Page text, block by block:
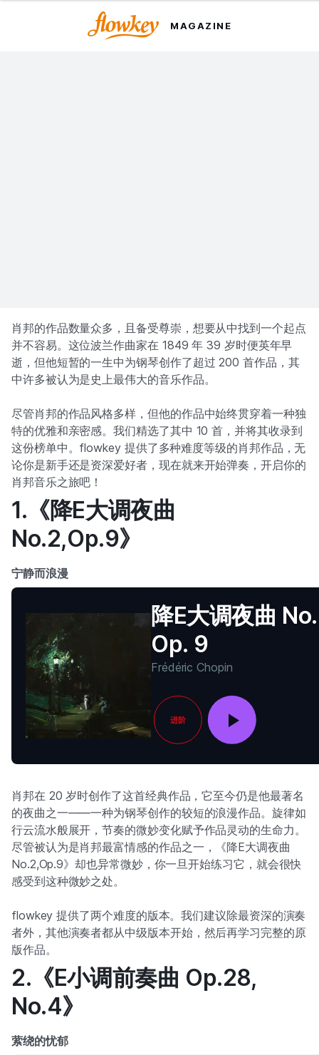
MAGAZINE
肖邦的作品数量众多，且备受尊崇，想要从中找到一个起点
并不容易。这位波兰作曲家在 1849 年 39 岁时便英年早
逝，但他短暂的一生中为钢琴创作了超过 200 首作品，其
中许多被认为是史上最伟大的音乐作品。
尽管肖邦的作品风格多样，但他的作品中始终贯穿着一种独
特的优雅和亲密感。我们精选了其中 10 首，并将其收录到
这份榜单中。flowkey 提供了多种难度等级的肖邦作品，无
论你是新手还是资深爱好者，现在就来开始弹奏，开启你的
肖邦音乐之旅吧！
1.《降E大调夜曲
No.2,Op.9》
宁静而浪漫
降E大调夜曲
Op. 9
Frédéric Chopin
进阶
肖邦在 20 岁时创作了这首经典作品，它至今仍是他最著名
的夜曲之一——一种为钢琴创作的较短的浪漫作品。旋律如
行云流水般展开，节奏的微妙变化赋予作品灵动的生命力。
尽管被认为是肖邦最富情感的作品之一，《降E大调夜曲
No.2,Op.9》却也异常微妙，你一旦开始练习它，就会很快
感受到这种微妙之处。
flowkey 提供了两个难度的版本。我们建议除最资深的演奏
者外，其他演奏者都从中级版本开始，然后再学习完整的原
版作品。
2.《E小调前奏曲 Op.28,
No.4》
萦绕的忧郁